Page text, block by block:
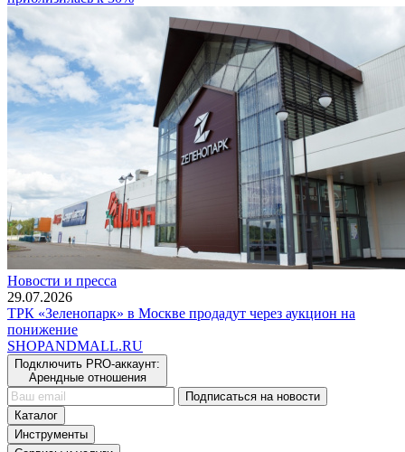
Новости и пресса
29.07.2026
ТРК «Зеленопарк» в Москве продадут через аукцион на
понижение
SHOPANDMALL.RU
Подключить PRO-аккаунт:
Арендные отношения
Подписаться на новости
Каталог
Инструменты